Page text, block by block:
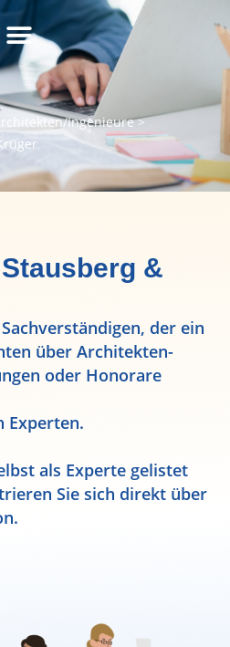
Ingenieure>
&
der ein
über Architekten-
oder Honorare
Experten.
als Experte gelistet
Sie sich direkt über